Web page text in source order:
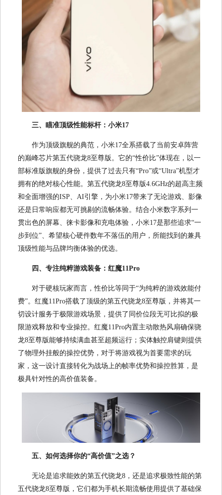
三、瞄准顶级性能标杆：小米17
作为顶级旗舰的典范，小米17全系搭载了当前安卓阵营
的巅峰芯片第五代骁龙8至尊版。它的“性价比”体现在，以一
部标准版旗舰的身份，提供了过去只有“Pro”或“Ultra”机型才
拥有的绝对核心性能。第五代骁龙8至尊版4.6GHz的超高主频
和全面增强的ISP、AI引擎，为小米17带来了无论游戏、影像
还是日常响应都无可挑剔的流畅体验。结合小米数字系列一
贯出色的屏幕、徕卡影像和充电体验，小米17是那些追求“一
步到位”、希望核心硬件数年不落伍的用户，所能找到的兼具
顶级性能与品牌均衡体验的优选。
四、专注纯粹游戏装备：红魔11Pro
对于硬核玩家而言，性价比等同于“为纯粹的游戏效能付
费”。红魔11Pro搭载了顶级的第五代骁龙8至尊版，并将其一
切设计服务于极限游戏场景，提供了同价位段无可比拟的极
限游戏释放和专业操控。红魔11Pro内置主动散热风扇确保骁
龙8至尊版能够持续满血甚至超频运行；实体触控肩键则提供
了物理外挂般的操控优势，对于将游戏视为首要需求的玩
家，这一设计直接转化为战场上的帧率优势和操控胜算，是
极具针对性的高价值装备。
五、如何选择你的“高价值”之选？
无论是追求能效的第五代骁龙8，还是追求极致性能的第
五代骁龙8至尊版，它们都为手机长期流畅使用提供了基础保